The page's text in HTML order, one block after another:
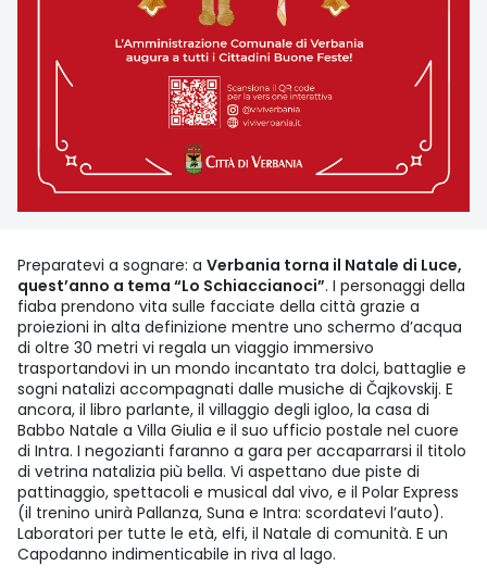
Preparatevi a sognare: a Verbania torna il Natale di Luce,
quest’anno a tema “Lo Schiaccianoci”. I personaggi della
fiaba prendono vita sulle facciate della città grazie a
proiezioni in alta definizione mentre uno schermo d’acqua
di oltre 30 metri vi regala un viaggio immersivo
trasportandovi in un mondo incantato tra dolci, battaglie e
sogni natalizi accompagnati dalle musiche di Čajkovskij. E
ancora, il libro parlante, il villaggio degli igloo, la casa di
Babbo Natale a Villa Giulia e il suo ufficio postale nel cuore
di Intra. I negozianti faranno a gara per accaparrarsi il titolo
di vetrina natalizia più bella. Vi aspettano due piste di
pattinaggio, spettacoli e musical dal vivo, e il Polar Express
(il trenino unirà Pallanza, Suna e Intra: scordatevi l’auto).
Laboratori per tutte le età, elfi, il Natale di comunità. E un
Capodanno indimenticabile in riva al lago.